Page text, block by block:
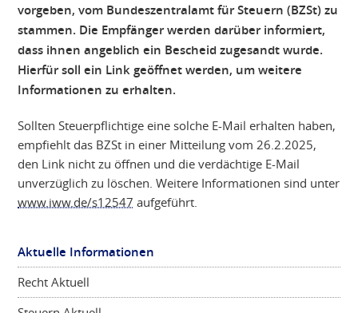
vorgeben, vom Bundeszentralamt für Steuern (BZSt) zu
stammen. Die Empfänger werden darüber informiert,
dass ihnen angeblich ein Bescheid zugesandt wurde.
Hierfür soll ein Link geöffnet werden, um weitere
Informationen zu erhalten.
Sollten Steuerpflichtige eine solche E-Mail erhalten haben,
empfiehlt das BZSt in einer Mitteilung vom 26.2.2025,
den Link nicht zu öffnen und die verdächtige E-Mail
unverzüglich zu löschen. Weitere Informationen sind unter
www.iww.de/s12547 aufgeführt.
Aktuelle Informationen
Recht Aktuell